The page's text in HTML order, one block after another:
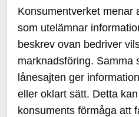
Konsumentverket menar
som utelämnar
beskrev ovan bedriver
marknadsföring. Samma
lånesajten ger
eller oklart sätt. Detta
konsuments förmåga att